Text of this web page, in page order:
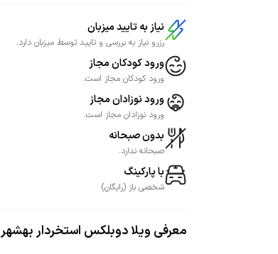
نیاز به تایید میزبان
رزرو نیاز به بررسی و تایید توسط میزبان دارد.
ورود کودکان مجاز
ورود کودکان مجاز است.
ورود نوزادان مجاز
ورود نوزادان مجاز است.
بدون صبحانه
صبحانه ندارد.
با پارکینگ
شخصی باز (رایگان)
معرفی ویلا دوبلکس استخردار بهشهر